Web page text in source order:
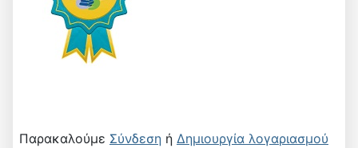
Παρακαλούμε Σύνδεση ή Δημιουργία λογαριασμού